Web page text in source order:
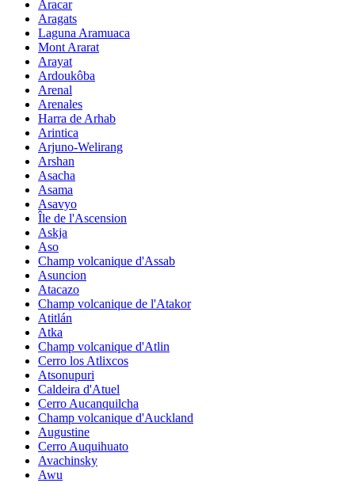
Aracar
Aragats
Laguna Aramuaca
Mont Ararat
Arayat
Ardoukôba
Arenal
Arenales
Harra de Arhab
Arintica
Arjuno-Welirang
Arshan
Asacha
Asama
Asavyo
Île de l'Ascension
Askja
Aso
Champ volcanique d'Assab
Asuncion
Atacazo
Champ volcanique de l'Atakor
Atitlán
Atka
Champ volcanique d'Atlin
Cerro los Atlixcos
Atsonupuri
Caldeira d'Atuel
Cerro Aucanquilcha
Champ volcanique d'Auckland
Augustine
Cerro Auquihuato
Avachinsky
Awu